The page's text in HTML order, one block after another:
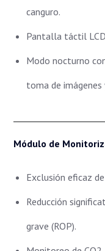
canguro.
Pantalla táctil
Modo nocturno
toma de imágenes
Módulo de
Exclusión eficaz
Reducción
grave (ROP).